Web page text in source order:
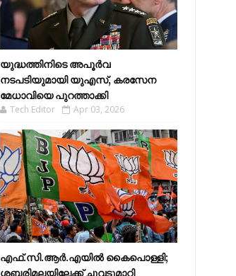
യുദ്ധത്തിനിടെ അപൂർവ
നടപടിയുമായി യുഎസ്, കരസേന
മേധാവിയെ പുറത്താക്കി
Tech Editor Apr 03, 2026
എഫ്​.സി.ആർ.എയിൽ കൈപൊള്ളി;
ശബരിമലയിലേക്ക്​ ചുവടുമാറ്റി